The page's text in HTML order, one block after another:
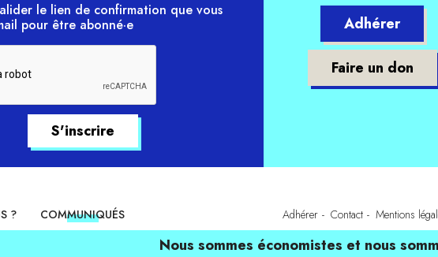
le lien de confirmation que vous
pour être abonné·e
Adhérer
Faire un don
? COMMUNIQUÉS Adhérer Contact Mentions
Nous sommes économistes et nous